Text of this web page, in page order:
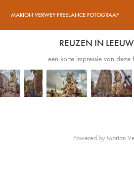
MARION VERWEY FREELANCE FOTOGRAAF
REUZEN IN
een korte impressie van deze
Powered by Marion